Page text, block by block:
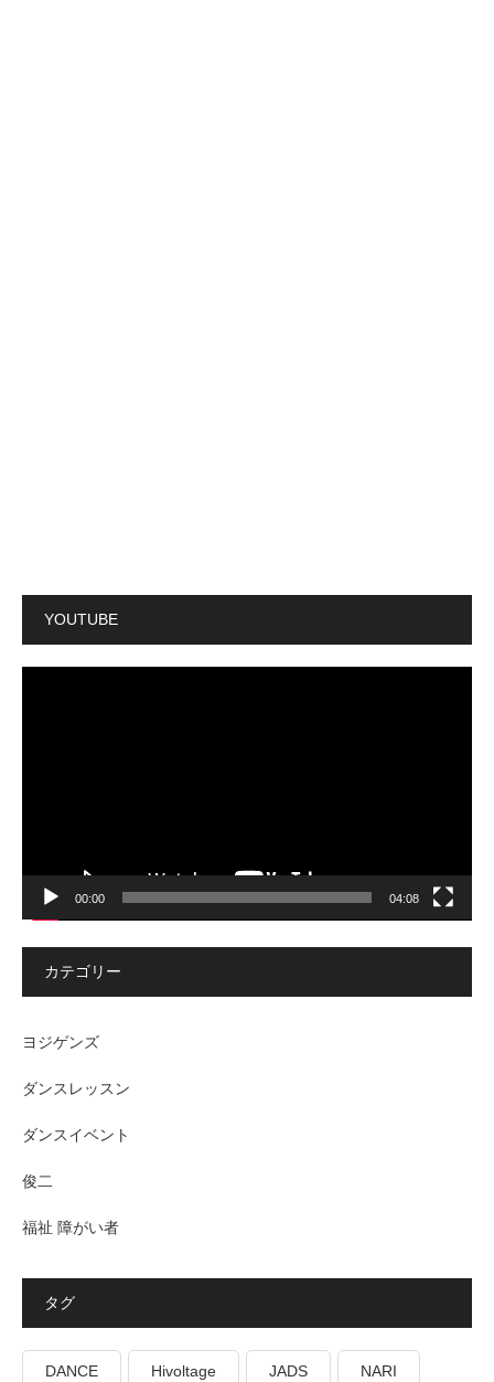
YOUTUBE
動
00:00 04:08
カテゴリー
ヨジゲンズ
ダンスレッスン
ダンスイベント
俊二
福祉 障がい者
タグ
DANCE Hivoltage JADS NARI